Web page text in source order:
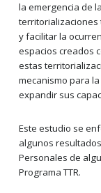
la emergencia de
territorializaciones
y facilitar la
espacios creados
estas
mecanismo para
expandir sus
Este estudio se
algunos
Personales de
Programa TTR.